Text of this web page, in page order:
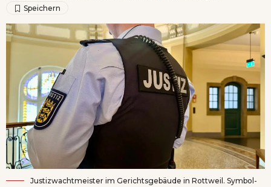
Justizwachtmeister im Gerichtsgebäude in Rottweil. Symbol-